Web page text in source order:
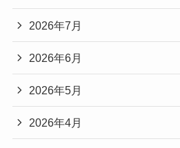
2026年7月
2026年6月
2026年5月
2026年4月